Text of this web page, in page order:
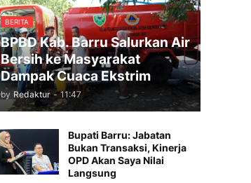
BERITA
BPBD Kab. Barru Salurkan Air
Bersih ke Masyarakat
Dampak Cuaca Ekstrim
by Redaktur - 11:47
Bupati Barru: Jabatan
Bukan Transaksi, Kinerja
OPD Akan Saya Nilai
Langsung